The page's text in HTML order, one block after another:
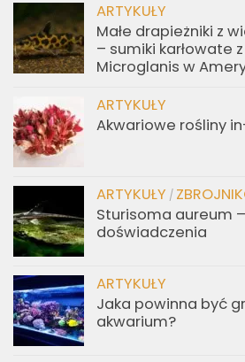
ARTYKUŁY
Małe drapieżniki z
– sumiki karłowate
Microglanis w
ARTYKUŁY
Akwariowe rośliny
ARTYKUŁY /
Sturisoma aureum
doświadczenia
ARTYKUŁY
Jaka powinna być
akwarium?